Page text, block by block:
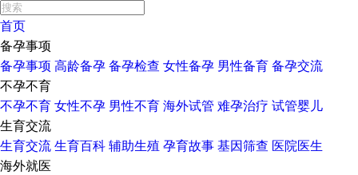
首页
备孕事项
备孕事项 高龄备孕备孕检查 女性备孕 男性备育备孕交流
不孕不育
不孕不育女性不孕 男性不育海外试管 难孕治疗 试管婴儿
生育交流
生育交流生育百科辅助生殖 孕育故事基因筛查 医院医生
海外就医